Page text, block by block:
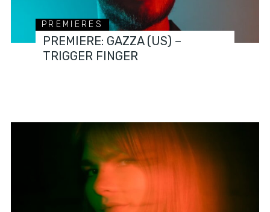
PREMIERES
PREMIERE: GAZZA (US) –
TRIGGER FINGER